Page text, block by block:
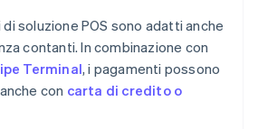
soluzione POS sono adatti anche
contanti. In combinazione con
Terminal, i pagamenti possono
con carta di credito o